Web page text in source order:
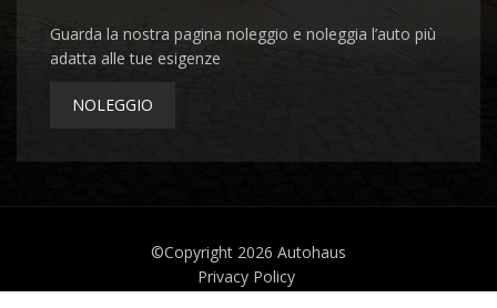
Guarda la nostra pagina noleggio e noleggia l’auto più
adatta alle tue esigenze
NOLEGGIO
©Copyright 2026 Autohaus
Privacy Policy